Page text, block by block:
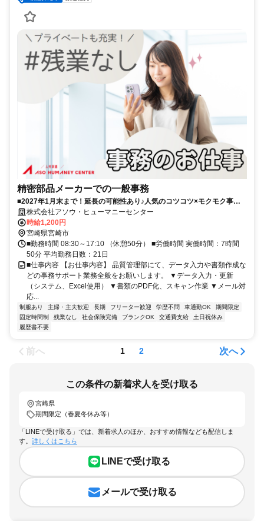
精密部品メーカーでの一般事務
■2027年1月末まで！延長の可能性あり♪人気のコツコツ×モクモク事務
◎データ入力がメイン■土日祝休×残業なし！17時10分にピタッと退社で
家庭との両立もバッチリ■車通勤OKで通勤ラクラク＊電話もないからマ
イペースに取り組めます！
株式会社アソウ・ヒューマニーセンター
時給1,200円
宮崎県宮崎市
■勤務時間 08:30～17:10 （休憩50分） ■労働時間 実働時間：7時間
50分 平均勤務日数：21日
■仕事内容 【お仕事内容】 品質管理部にて、データ入力や書類作成な
どの事務サポート業務全般をお願いします。 ▼データ入力・更新
（システム、Excel使用） ▼書類のPDF化、スキャン作業 ▼メール対
応...
制服あり 主婦・主夫歓迎 長期 フリーター歓迎 学歴不問 車通勤OK
期間限定
固定時間制
残業なし 社会保険完備 ブランクOK 交通費支給
土日祝休み
履歴書不要
前へ 1 2 次へ
この条件の新着求人を受け取る
宮崎県
期間限定（春夏冬休み等）
「LINEで受け取る」では、新着求人のほか、おすすめ情報なども配信しま
す。 詳しくはこちら
LINEで受け取る
メールで受け取る